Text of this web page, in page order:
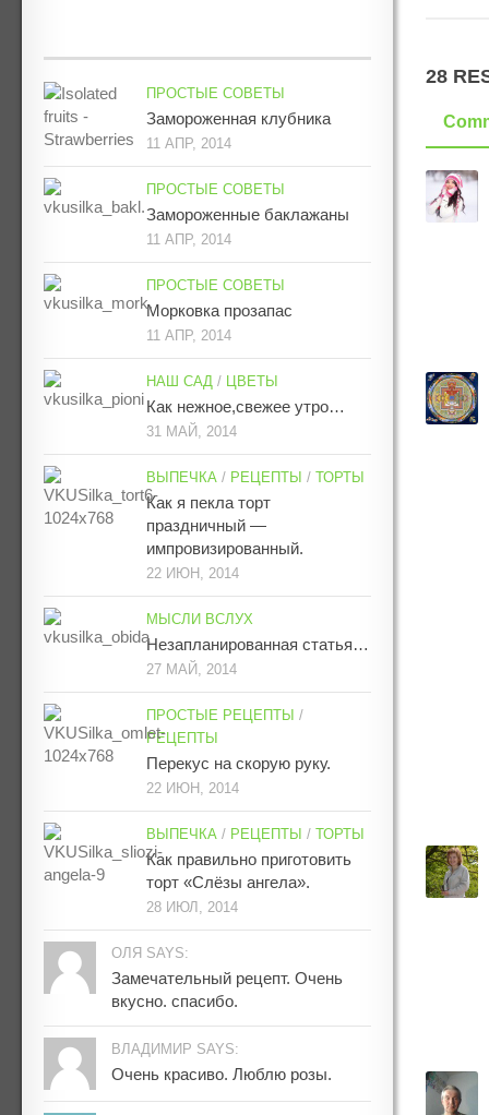
28
ПРОСТЫЕ СОВЕТЫ
Замороженная клубника
11 АПР, 2014
ПРОСТЫЕ СОВЕТЫ
Замороженные баклажаны
11 АПР, 2014
ПРОСТЫЕ СОВЕТЫ
Морковка прозапас
11 АПР, 2014
НАШ САД / ЦВЕТЫ
Как нежное,свежее утро…
31 МАЙ, 2014
ВЫПЕЧКА / РЕЦЕПТЫ / ТОРТЫ
Как я пекла торт
праздничный —
импровизированный.
22 ИЮН, 2014
МЫСЛИ ВСЛУХ
Незапланированная статья…
27 МАЙ, 2014
ПРОСТЫЕ РЕЦЕПТЫ /
РЕЦЕПТЫ
Перекус на скорую руку.
22 ИЮН, 2014
ВЫПЕЧКА / РЕЦЕПТЫ / ТОРТЫ
Как правильно приготовить
торт «Слёзы ангела».
28 ИЮЛ, 2014
ОЛЯ SAYS:
Замечательный рецепт. Очень
вкусно. спасибо.
ВЛАДИМИР SAYS:
Очень красиво. Люблю розы.